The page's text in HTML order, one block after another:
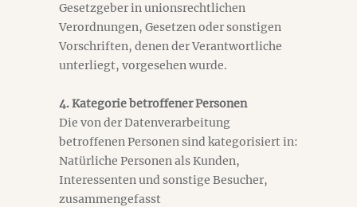
Gesetzgeber in unionsrechtlichen
Verordnungen, Gesetzen oder sonstigen
Vorschriften, denen der Verantwortliche
unterliegt, vorgesehen wurde.
4. Kategorie betroffener Personen
Die von der Datenverarbeitung
betroffenen Personen sind kategorisiert in:
Natürliche Personen als Kunden,
Interessenten und sonstige Besucher,
zusammengefasst